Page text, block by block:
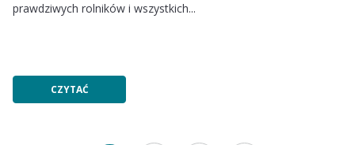
prawdziwych rolników i wszystkich...
CZYTAĆ